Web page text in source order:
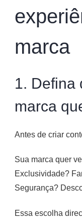
marca
1. Defina
marca
Antes de criar
Sua marca quer
Exclusividade?
Segurança?
Essa escolha